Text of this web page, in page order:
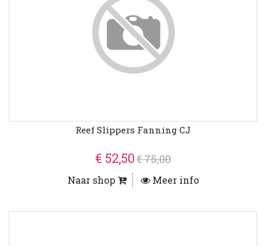
Reef Slippers Fanning CJ
€ 52,50€ 75,00
Naar shop Meer info